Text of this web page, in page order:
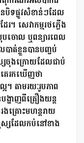
បិទផ្លូវសំខាន់ៗដែល
សេវាកម្មរថភ្លើង
បចោល ឬពន្យារពេល
ាត់ខ្លួនបានបញ្ចប់
សចុងក្រោយដែលជាប់
គេរកឃើញថា
។ តាមរយៈរូបភាព
ហាញពីគ្រឿងយន្ត
គ្រោះមហន្តរាយ
ស្សដែលកប់នៅខាង